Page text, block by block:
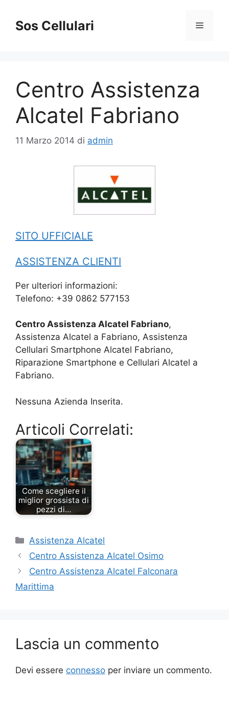
contenuto
Sos Cellulari Menu
Centro Assistenza
Alcatel Fabriano
11 Marzo 2014 di admin
SITO UFFICIALE
ASSISTENZA CLIENTI
Per ulteriori informazioni:
Telefono: +39 0862 577153
Centro Assistenza Alcatel Fabriano,
Assistenza Alcatel a Fabriano, Assistenza
Cellulari Smartphone Alcatel Fabriano,
Riparazione Smartphone e Cellulari Alcatel a
Fabriano.
Nessuna Azienda Inserita.
Articoli Correlati:
Come scegliere il
miglior grossista di
pezzi di…
Categorie
Assistenza Alcatel
Centro Assistenza Alcatel Osimo
Centro Assistenza Alcatel Falconara
Marittima
Lascia un commento
Devi essere connesso per inviare un commento.